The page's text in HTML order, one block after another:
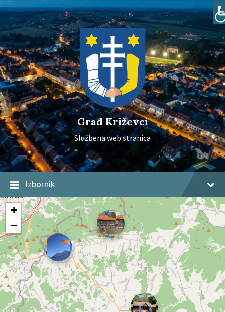
Skip
to
content
Skip
to
main
navigation
Skip
to
footer
Grad Križevci
Službena web stranica
Izbornik
+
−